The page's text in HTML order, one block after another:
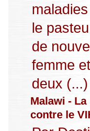
le
de
femme
deux (...)
Malawi -
contre le